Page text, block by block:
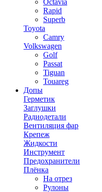
Octavia
Rapid
Superb
Toyota
Camry
Volkswagen
Golf
Passat
Tiguan
Touareg
Допы
Герметик
Заглушки
Радиодетали
Вентиляция фар
Крепеж
Жидкости
Инструмент
Предохранители
Плёнка
На отрез
Рулоны